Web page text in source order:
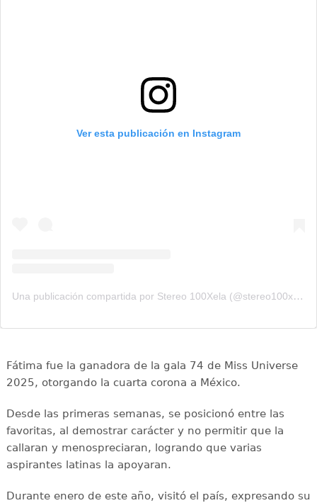
Ver esta publicación en Instagram
Una publicación compartida por Stereo 100Xela (@stereo100xela)
Fátima fue la ganadora de la gala 74 de Miss Universe
2025, otorgando la cuarta corona a México.
Desde las primeras semanas, se posicionó entre las
favoritas, al demostrar carácter y no permitir que la
callaran y menospreciaran, logrando que varias
aspirantes latinas la apoyaran.
Durante enero de este año, visitó el país, expresando su